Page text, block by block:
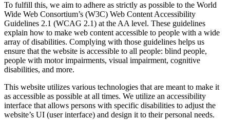
To fulfill this, we aim to adhere as strictly as possible to the World
Wide Web Consortium’s (W3C) Web Content Accessibility
Guidelines 2.1 (WCAG 2.1) at the AA level. These guidelines
explain how to make web content accessible to people with a wide
array of disabilities. Complying with those guidelines helps us
ensure that the website is accessible to all people: blind people,
people with motor impairments, visual impairment, cognitive
disabilities, and more.
This website utilizes various technologies that are meant to make it
as accessible as possible at all times. We utilize an accessibility
interface that allows persons with specific disabilities to adjust the
website’s UI (user interface) and design it to their personal needs.